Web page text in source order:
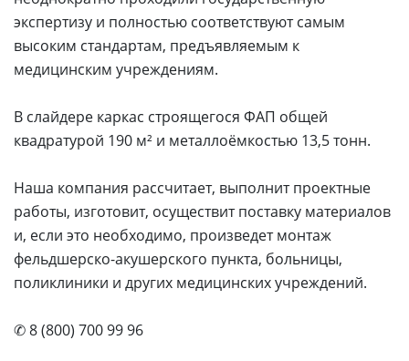
экспертизу и полностью соответствуют самым
высоким стандартам, предъявляемым к
медицинским учреждениям.
В слайдере каркас строящегося ФАП общей
квадратурой 190 м² и металлоёмкостью 13,5 тонн.
Наша компания рассчитает, выполнит проектные
работы, изготовит, осуществит поставку материалов
и, если это необходимо, произведет монтаж
фельдшерско-акушерского пункта, больницы,
поликлиники и других медицинских учреждений.
✆ 8 (800) 700 99 96